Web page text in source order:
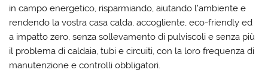
in campo energetico, risparmiando, aiutando l’ambiente e
rendendo la vostra casa calda, accogliente, eco-friendly ed
a impatto zero, senza sollevamento di pulviscoli e senza più
il problema di caldaia, tubi e circuiti, con la loro frequenza di
manutenzione e controlli obbligatori.